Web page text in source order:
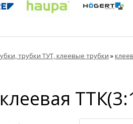
трубки ТУТ, клеевые трубки »